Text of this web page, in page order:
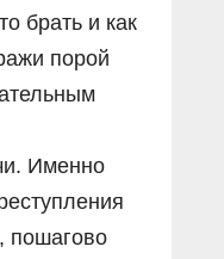
брать и как
порой
Именно
пошагово